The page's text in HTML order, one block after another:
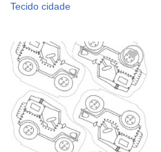
Tecido cidade
Adicionar
aos
meus
desejos